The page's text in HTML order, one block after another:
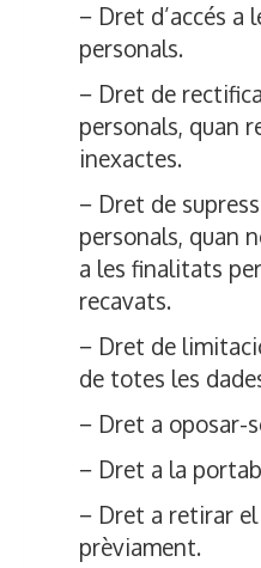
− Dret d’accés a
personals.
− Dret de
personals, quan
inexactes.
− Dret de
personals, quan
a les finalitats
recavats.
− Dret de
de totes les
− Dret a oposar-
− Dret a la
− Dret a retirar
prèviament.